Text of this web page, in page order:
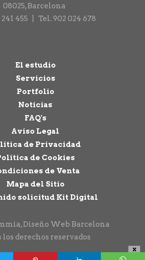
08025,Barcelona
241 455 Tel. 902 024 678
El estudio
Servicios
Portfolio
Noticias
FAQ's
Aviso Legal
de Privacidad
de Cookies
de Venta
Mapa del Sitio
solicitud Kit Digital
Diseño Web Barcelona
los derechos reservados
X